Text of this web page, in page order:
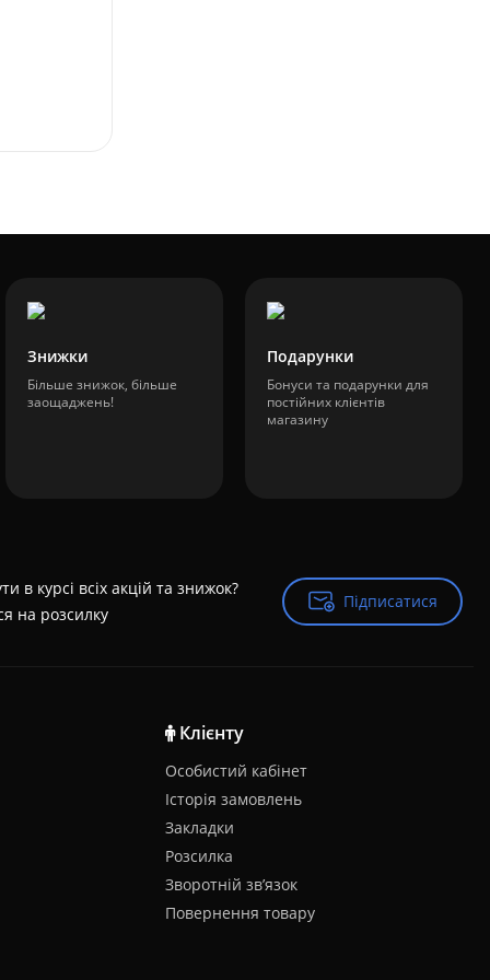
Знижки
Більше знижок, більше
заощаджень!
Подарунки
Бонуси та подарунки для
постійних клієнтів
магазину
в курсі всіх акцій та знижок?
на розсилку
Підписатися
Підписатися
Клієнту
Особистий кабінет
Історія замовлень
Закладки
Розсилка
Зворотній зв’язок
Повернення товару